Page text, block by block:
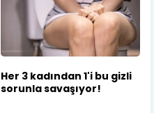
Her 3 kadından 1'i bu gizli
sorunla savaşıyor!